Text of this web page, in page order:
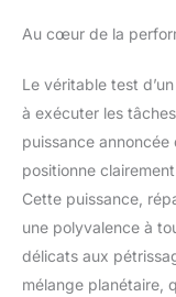
Au cœur de la
Le véritable test
à exécuter les
puissance annoncée
positionne
Cette puissance,
une polyvalence à
délicats aux
mélange planétaire,